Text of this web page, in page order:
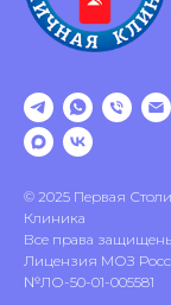
© 2025 Первая
Клиника
Все права
Лицензия МОЗ
№ЛО-50-01-005581